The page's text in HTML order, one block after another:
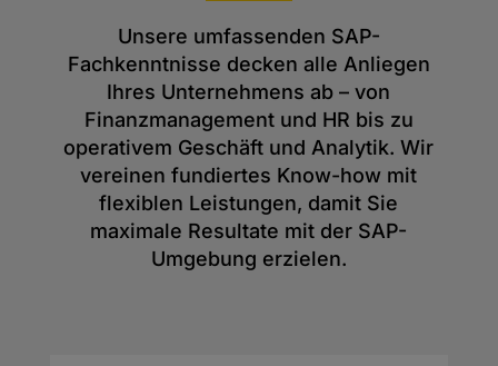
Unsere umfassenden SAP-
Fachkenntnisse decken alle Anliegen
Ihres Unternehmens ab – von
Finanzmanagement und HR bis zu
operativem Geschäft und Analytik. Wir
vereinen fundiertes Know-how mit
flexiblen Leistungen, damit Sie
maximale Resultate mit der SAP-
Umgebung erzielen.